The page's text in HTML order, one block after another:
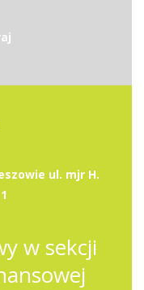
ul. mjr H.
w sekcji